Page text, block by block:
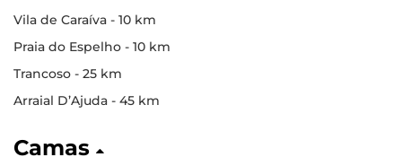
Vila de Caraíva - 10 km
Praia do Espelho - 10 km
Trancoso - 25 km
Arraial D’Ajuda - 45 km
Camas